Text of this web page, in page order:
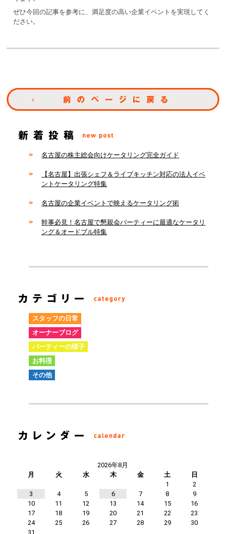
ぜひ今回の記事を参考に、満足度の高い企業イベントを実現してく
ださい。
名古屋の株主総会向けケータリング完全ガイド
【名古屋】出張シェフ＆ライブキッチン対応の法人イベ
ントケータリング特集
名古屋の企業イベントで映えるケータリング術
幹事必見！名古屋で懇親会パーティーに最適なケータリ
ング＆オードブル特集
スタッフの日常
オーナーブログ
パーティーの様子
お料理
その他
2026年8月
月
火 水 木 金 土
日
1
2
3
4 5 6 7 8
9
10
11 12 13 14 15
16
17
18 19 20 21 22
23
24
25 26 27 28 29
30
31